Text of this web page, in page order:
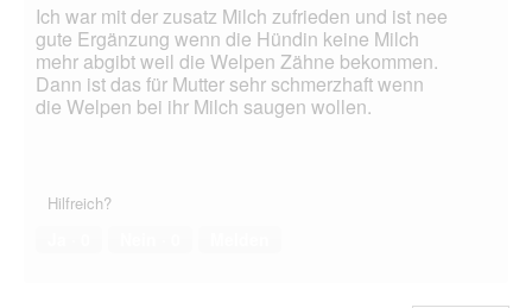
Ich war mit der zusatz Milch zufrieden und ist nee
gute Ergänzung wenn die Hündin keine Milch
mehr abgibt weil die Welpen Zähne bekommen.
Dann ist das für Mutter sehr schmerzhaft wenn
die Welpen bei ihr Milch saugen wollen.
Hilfreich?